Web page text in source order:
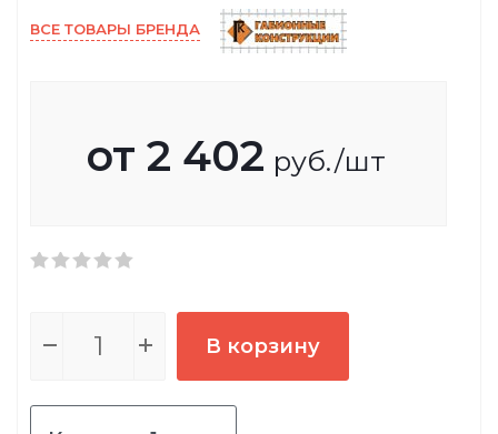
ВСЕ ТОВАРЫ БРЕНДА
от 2 402 руб./шт
В корзину